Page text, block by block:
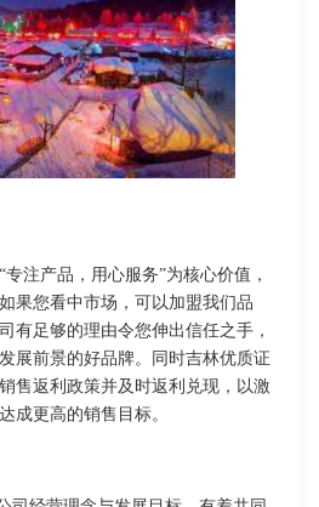
注产品，用心服务”为核心价值，
果您看中市场，可以加盟我们品
有足够的理由令您伸出信任之手，
展前景的好品牌。同时吉林优质证
售返利政策并及时返利兑现，以激
成更高的销售目标。